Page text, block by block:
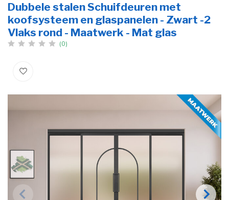
Dubbele stalen Schuifdeuren met
koofsysteem en glaspanelen - Zwart -2
Vlaks rond - Maatwerk - Mat glas
(0)